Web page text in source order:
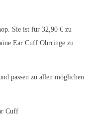
Sie ist für 32,90 € zu
Ear Cuff Ohrringe zu
passen zu allen möglichen